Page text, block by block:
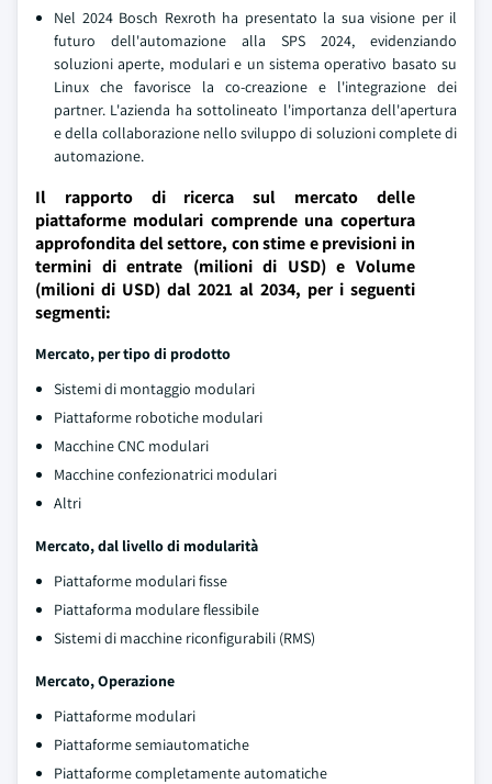
Nel 2024 Bosch Rexroth ha presentato la sua visione per il
futuro dell'automazione alla SPS 2024, evidenziando
soluzioni aperte, modulari e un sistema operativo basato su
Linux che favorisce la co-creazione e l'integrazione dei
partner. L'azienda ha sottolineato l'importanza dell'apertura
e della collaborazione nello sviluppo di soluzioni complete di
automazione.
Il rapporto di ricerca sul mercato delle
piattaforme modulari comprende una copertura
approfondita del settore, con stime e previsioni in
termini di entrate (milioni di USD) e Volume
(milioni di USD) dal 2021 al 2034, per i seguenti
segmenti:
Mercato, per tipo di prodotto
Sistemi di montaggio modulari
Piattaforme robotiche modulari
Macchine CNC modulari
Macchine confezionatrici modulari
Altri
Mercato, dal livello di modularità
Piattaforme modulari fisse
Piattaforma modulare flessibile
Sistemi di macchine riconfigurabili (RMS)
Mercato, Operazione
Piattaforme modulari
Piattaforme semiautomatiche
Piattaforme completamente automatiche